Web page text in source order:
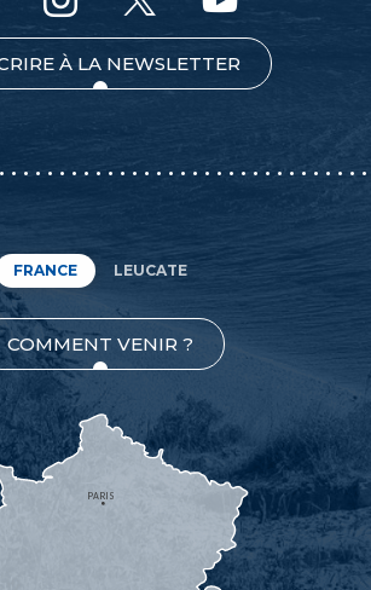
À LA NEWSLETTER
FRANCE LEUCATE
COMMENT VENIR ?
PARIS